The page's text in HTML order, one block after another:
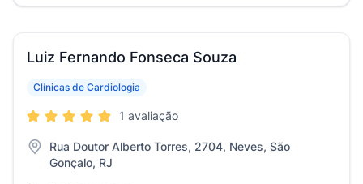
Luiz Fernando Fonseca Souza
Clínicas de Cardiologia
1 avaliação
Rua Doutor Alberto Torres, 2704, Neves, São
Gonçalo, RJ